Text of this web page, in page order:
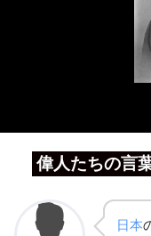
偉人たちの言
日本